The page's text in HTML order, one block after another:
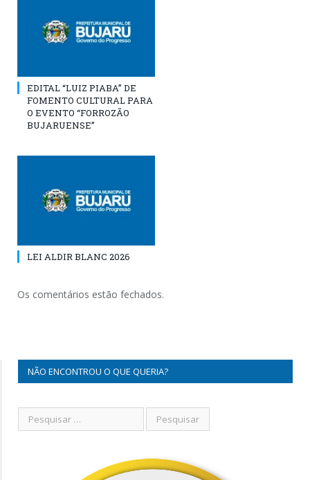
EDITAL “LUIZ PIABA” DE
FOMENTO CULTURAL PARA
O EVENTO “FORROZÃO
BUJARUENSE”
LEI ALDIR BLANC 2026
Os comentários estão fechados.
NÃO ENCONTROU O QUE QUERIA?